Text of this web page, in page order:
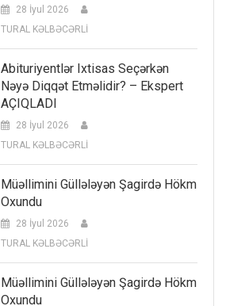
28 İyul 2026
TURAL KƏLBƏCƏRLİ
Abituriyentlər Ixtisas Seçərkən
Nəyə Diqqət Etməlidir? – Ekspert
AÇIQLADI
28 İyul 2026
TURAL KƏLBƏCƏRLİ
Müəllimini Güllələyən Şagirdə Hökm
Oxundu
28 İyul 2026
TURAL KƏLBƏCƏRLİ
Müəllimini Güllələyən Şagirdə Hökm
Oxundu